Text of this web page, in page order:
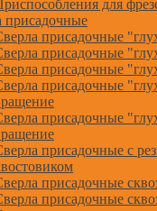
для
присадочные
присадочные
присадочные
присадочные
присадочные
присадочные
присадочные с
присадочные
присадочные